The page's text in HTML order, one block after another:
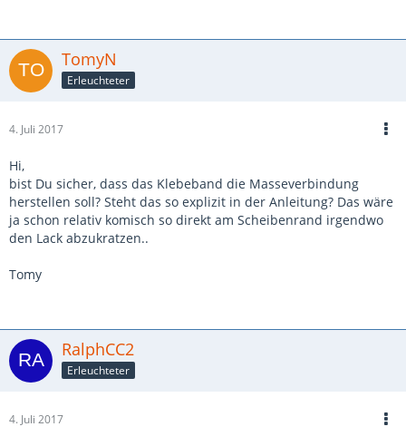
TomyN
Erleuchteter
4. Juli 2017
Hi,
bist Du sicher, dass das Klebeband die Masseverbindung
herstellen soll? Steht das so explizit in der Anleitung? Das wäre
ja schon relativ komisch so direkt am Scheibenrand irgendwo
den Lack abzukratzen..
Tomy
RalphCC2
Erleuchteter
4. Juli 2017